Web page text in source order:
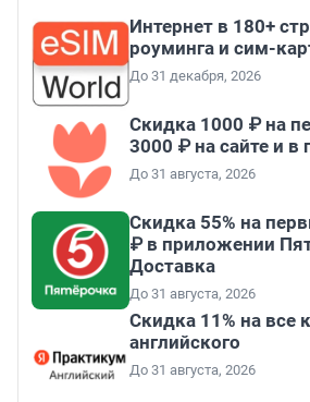
Интернет в 180+
роуминга и сим-
До 31 декабря, 2026
Скидка 1000 ₽ на
3000 ₽ на сайте и
До 31 августа, 2026
Скидка 55% на
₽ в приложении
Доставка
До 31 августа, 2026
Скидка 11% на все
английского
До 31 августа, 2026